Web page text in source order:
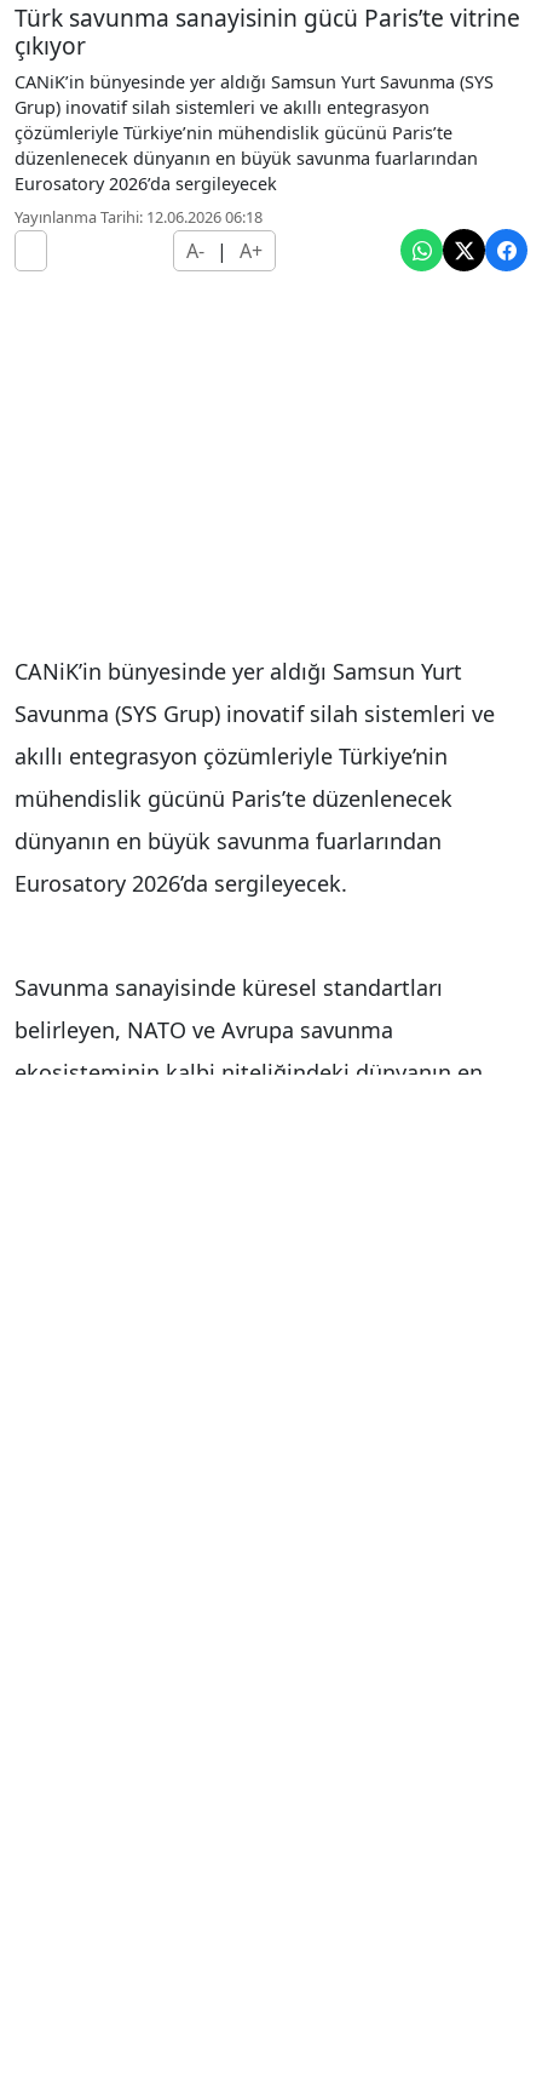
Türk savunma sanayisinin gücü Paris’te vitrine
çıkıyor
CANiK’in bünyesinde yer aldığı Samsun Yurt Savunma (SYS
Grup) inovatif silah sistemleri ve akıllı entegrasyon
çözümleriyle Türkiye’nin mühendislik gücünü Paris’te
düzenlenecek dünyanın en büyük savunma fuarlarından
Eurosatory 2026’da sergileyecek
Yayınlanma Tarihi: 12.06.2026 06:18
A- | A+
CANiK’in bünyesinde yer aldığı Samsun Yurt
Savunma (SYS Grup) inovatif silah sistemleri ve
akıllı entegrasyon çözümleriyle Türkiye’nin
mühendislik gücünü Paris’te düzenlenecek
dünyanın en büyük savunma fuarlarından
Eurosatory 2026’da sergileyecek.
Savunma sanayisinde küresel standartları
belirleyen, NATO ve Avrupa savunma
ekosisteminin kalbi niteliğindeki dünyanın en